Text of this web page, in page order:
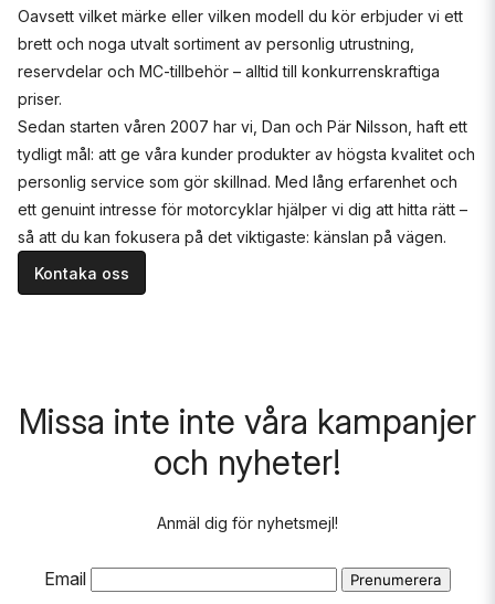
Oavsett vilket märke eller vilken modell du kör erbjuder vi ett
brett och noga utvalt sortiment av personlig utrustning,
reservdelar och MC-tillbehör – alltid till konkurrenskraftiga
priser.
Sedan starten våren 2007 har vi, Dan och Pär Nilsson, haft ett
tydligt mål: att ge våra kunder produkter av högsta kvalitet och
personlig service som gör skillnad. Med lång erfarenhet och
ett genuint intresse för motorcyklar hjälper vi dig att hitta rätt –
så att du kan fokusera på det viktigaste: känslan på vägen.
Kontaka oss
Missa inte inte våra kampanjer
och nyheter!
Anmäl dig för nyhetsmejl!
Email